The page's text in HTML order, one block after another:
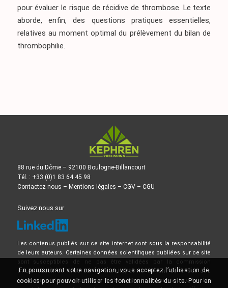
pour évaluer le risque de récidive de thrombose. Le texte
aborde, enfin, des questions pratiques essentielles,
relatives au moment optimal du prélèvement du bilan de
thrombophilie.
88 rue du Dôme – 92100 Boulogne-Billancourt
Tél. : +33 (0)1 83 64 45 98
Contactez-nous – Mentions légales – CGV– CGU
Suivez nous sur
Les contenus publiés sur ce site internet sont sous la responsabilité
de leurs auteurs. Certaines données scientifiques publiées sur ce site
sont susceptibles de ne pas être validées par la commission
d’Autorisation de Mise sur le Marché, et ne doivent donc pas être
mises en pratique. Elles doivent être lues et comprises avec le plus
En poursuivant votre navigation, vous acceptez l’utilisation de
cookies pour pouvoir utiliser les fonctionnalités du site. Pour en